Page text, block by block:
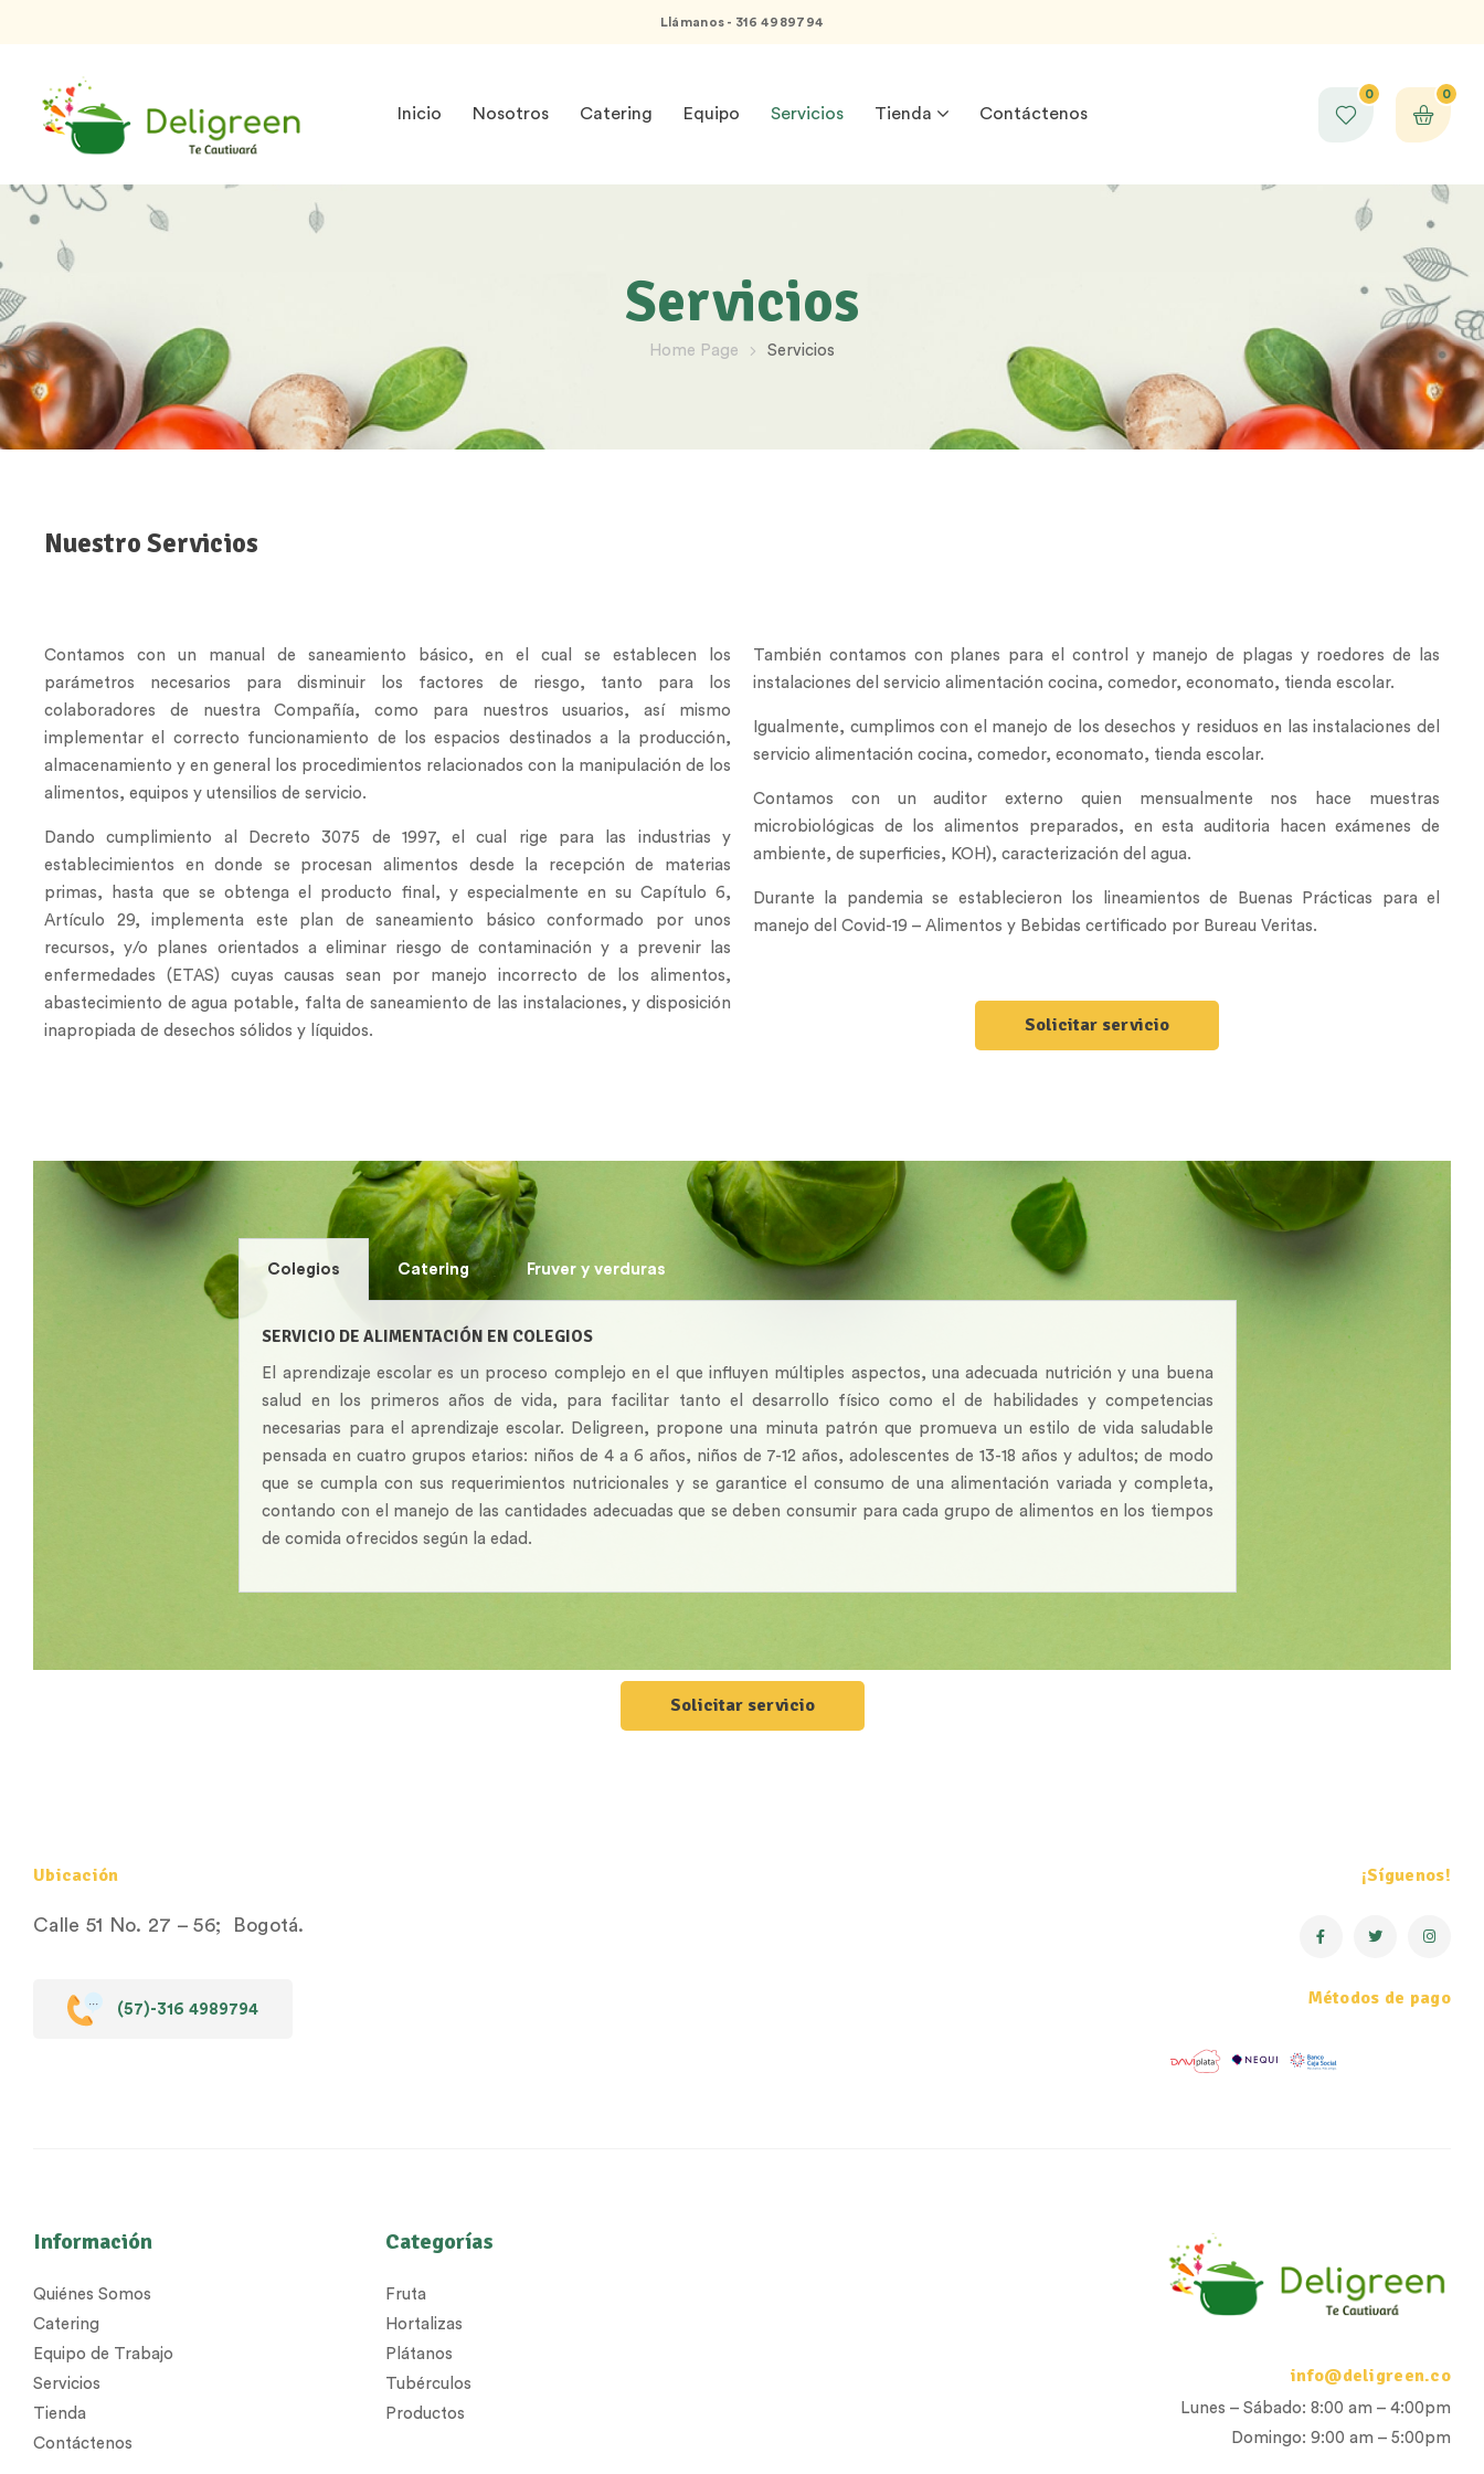
Llámanos - 316 4989794
Inicio Nosotros Catering Equipo Servicios Tienda Contáctenos
0 0
Servicios
Home Page Servicios
Nuestro Servicios
Contamos con un manual de saneamiento básico, en el cual se establecen los
parámetros necesarios para disminuir los factores de riesgo, tanto para los
colaboradores de nuestra Compañía, como para nuestros usuarios, así mismo
implementar el correcto funcionamiento de los espacios destinados a la producción,
almacenamiento y en general los procedimientos relacionados con la manipulación de los
alimentos, equipos y utensilios de servicio.
Dando cumplimiento al Decreto 3075 de 1997, el cual rige para las industrias y
establecimientos en donde se procesan alimentos desde la recepción de materias
primas, hasta que se obtenga el producto final, y especialmente en su Capítulo 6,
Artículo 29, implementa este plan de saneamiento básico conformado por unos
recursos, y/o planes orientados a eliminar riesgo de contaminación y a prevenir las
enfermedades (ETAS) cuyas causas sean por manejo incorrecto de los alimentos,
abastecimiento de agua potable, falta de saneamiento de las instalaciones, y disposición
inapropiada de desechos sólidos y líquidos.
También contamos con planes para el control y manejo de plagas y roedores de las
instalaciones del servicio alimentación cocina, comedor, economato, tienda escolar.
Igualmente, cumplimos con el manejo de los desechos y residuos en las instalaciones del
servicio alimentación cocina, comedor, economato, tienda escolar.
Contamos con un auditor externo quien mensualmente nos hace muestras
microbiológicas de los alimentos preparados, en esta auditoria hacen exámenes de
ambiente, de superficies, KOH), caracterización del agua.
Durante la pandemia se establecieron los lineamientos de Buenas Prácticas para el
manejo del Covid-19 – Alimentos y Bebidas certificado por Bureau Veritas.
Solicitar servicio
Colegios Catering Fruver y verduras
SERVICIO DE ALIMENTACIÓN EN COLEGIOS
El aprendizaje escolar es un proceso complejo en el que influyen múltiples aspectos, una adecuada nutrición y una buena
salud en los primeros años de vida, para facilitar tanto el desarrollo físico como el de habilidades y competencias
necesarias para el aprendizaje escolar. Deligreen, propone una minuta patrón que promueva un estilo de vida saludable
pensada en cuatro grupos etarios: niños de 4 a 6 años, niños de 7-12 años, adolescentes de 13-18 años y adultos; de modo
que se cumpla con sus requerimientos nutricionales y se garantice el consumo de una alimentación variada y completa,
contando con el manejo de las cantidades adecuadas que se deben consumir para cada grupo de alimentos en los tiempos
de comida ofrecidos según la edad.
Solicitar servicio
Ubicación
Calle 51 No. 27 – 56; Bogotá.
(57)-316 4989794
¡Síguenos!
Métodos de pago
Información
Quiénes Somos
Catering
Equipo de Trabajo
Servicios
Tienda
Contáctenos
Categorías
Fruta
Hortalizas
Plátanos
Tubérculos
Productos
info@deligreen.co
Lunes – Sábado: 8:00 am – 4:00pm
Domingo: 9:00 am – 5:00pm